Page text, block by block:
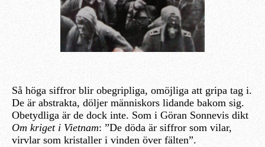
Så höga siffror blir obegripliga, omöjliga att gripa tag i.
De är abstrakta, döljer människors lidande bakom sig.
Obetydliga är de dock inte. Som i Göran Sonnevis dikt
Om kriget i Vietnam: ”De döda är siffror som vilar,
virvlar som kristaller i vinden över fälten”.